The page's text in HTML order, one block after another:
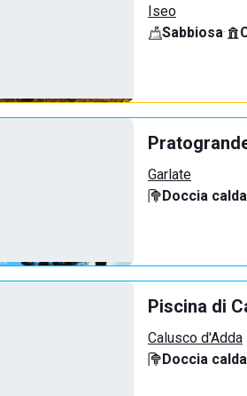
Iseo
Sabbiosa·
Garlate
Doccia calda
Piscina di
Calusco d'Adda
Doccia calda